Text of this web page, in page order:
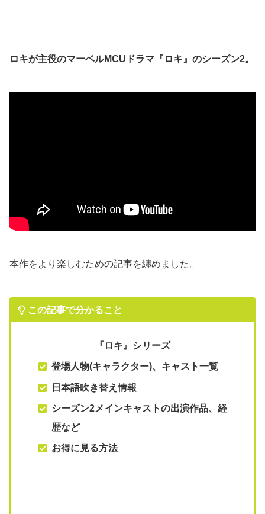
ロキが主役のマーベルMCUドラマ『ロキ』のシーズン2。
本作をより楽しむための記事を纏めました。
この記事で分かること
『ロキ』シリーズ
登場人物(キャラクター)、キャスト一覧
日本語吹き替え情報
シーズン2メインキャストの出演作品、経
歴など
お得に見る方法